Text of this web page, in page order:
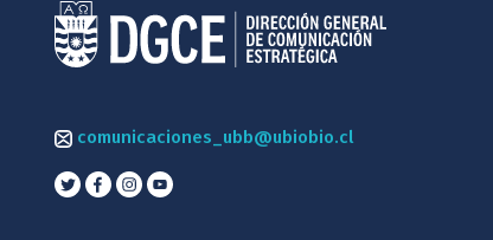
comunicaciones_ubb@ubiobio.cl